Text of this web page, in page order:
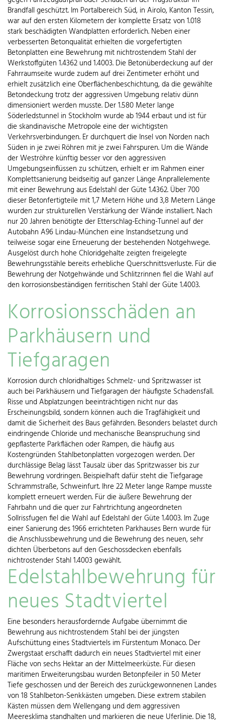
Brandfall geschützt. Im Portalbereich Süd, in Airolo, Kanton Tessin,
war auf den ersten Kilometern der komplette Ersatz von 1.018
stark beschädigten Wandplatten erforderlich. Neben einer
verbesserten Betonqualität erhielten die vorgefertigten
Betonplatten eine Bewehrung mit nichtrostendem Stahl der
Werkstoffgüten 1.4362 und 1.4003. Die Betonüberdeckung auf der
Fahrraumseite wurde zudem auf drei Zentimeter erhöht und
erhielt zusätzlich eine Oberflächenbeschichtung, da die gewählte
Betondeckung trotz der aggressiven Umgebung relativ dünn
dimensioniert werden musste. Der 1.580 Meter lange
Söderledstunnel in Stockholm wurde ab 1944 erbaut und ist für
die skandinavische Metropole eine der wichtigsten
Verkehrsverbindungen. Er durchquert die Insel von Norden nach
Süden in je zwei Röhren mit je zwei Fahrspuren. Um die Wände
der Weströhre künftig besser vor den aggressiven
Umgebungseinflüssen zu schützen, erhielt er im Rahmen einer
Komplettsanierung beidseitig auf ganzer Länge Anprallelemente
mit einer Bewehrung aus Edelstahl der Güte 1.4362. Über 700
dieser Betonfertigteile mit 1,7 Metern Höhe und 3,8 Metern Länge
wurden zur strukturellen Verstärkung der Wände installiert. Nach
nur 20 Jahren benötigte der Etterschlag-Eching-Tunnel auf der
Autobahn A96 Lindau-München eine Instandsetzung und
teilweise sogar eine Erneuerung der bestehenden Notgehwege.
Ausgelöst durch hohe Chloridgehalte zeigten freigelegte
Bewehrungsstähle bereits erhebliche Querschnittsverluste. Für die
Bewehrung der Notgehwände und Schlitzrinnen fiel die Wahl auf
den korrosionsbeständigen ferritischen Stahl der Güte 1.4003.
Korrosionsschäden an
Parkhäusern und
Tiefgaragen
Korrosion durch chloridhaltiges Schmelz- und Spritzwasser ist
auch bei Parkhäusern und Tiefgaragen der häufigste Schadensfall.
Risse und Abplatzungen beeinträchtigen nicht nur das
Erscheinungsbild, sondern können auch die Tragfähigkeit und
damit die Sicherheit des Baus gefährden. Besonders belastet durch
eindringende Chloride und mechanische Beanspruchung sind
gepflasterte Parkflächen oder Rampen, die häufig aus
Kostengründen Stahlbetonplatten vorgezogen werden. Der
durchlässige Belag lässt Tausalz über das Spritzwasser bis zur
Bewehrung vordringen. Beispielhaft dafür steht die Tiefgarage
Schrammstraße, Schweinfurt. Ihre 22 Meter lange Rampe musste
komplett erneuert werden. Für die äußere Bewehrung der
Fahrbahn und die quer zur Fahrtrichtung angeordneten
Sollrissfugen fiel die Wahl auf Edelstahl der Güte 1.4003. Im Zuge
einer Sanierung des 1966 errichteten Parkhauses Bern wurde für
die Anschlussbewehrung und die Bewehrung des neuen, sehr
dichten Überbetons auf den Geschossdecken ebenfalls
nichtrostender Stahl 1.4003 gewählt.
Edelstahlbewehrung für
neues Stadtviertel
Eine besonders herausfordernde Aufgabe übernimmt die
Bewehrung aus nichtrostendem Stahl bei der jüngsten
Aufschüttung eines Stadtviertels im Fürstentum Monaco. Der
Zwergstaat erschafft dadurch ein neues Stadtviertel mit einer
Fläche von sechs Hektar an der Mittelmeerküste. Für diesen
maritimen Erweiterungsbau wurden Betonpfeiler in 50 Meter
Tiefe geschossen und der Bereich des zurückgewonnenen Landes
von 18 Stahlbeton-Senkkästen umgeben. Diese extrem stabilen
Kästen müssen dem Wellengang und dem aggressiven
Meeresklima standhalten und markieren die neue Uferlinie. Die 18,